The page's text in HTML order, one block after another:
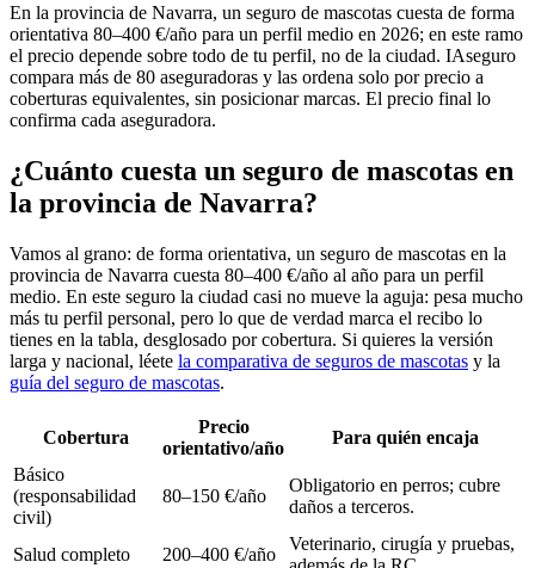
En la provincia de Navarra, un seguro de mascotas cuesta de forma
orientativa 80–400 €/año para un perfil medio en 2026; en este ramo
el precio depende sobre todo de tu perfil, no de la ciudad. IAseguro
compara más de 80 aseguradoras y las ordena solo por precio a
coberturas equivalentes, sin posicionar marcas. El precio final lo
confirma cada aseguradora.
¿Cuánto cuesta un seguro de mascotas en
la provincia de Navarra?
Vamos al grano: de forma orientativa, un seguro de mascotas en la
provincia de Navarra cuesta 80–400 €/año al año para un perfil
medio. En este seguro la ciudad casi no mueve la aguja: pesa mucho
más tu perfil personal, pero lo que de verdad marca el recibo lo
tienes en la tabla, desglosado por cobertura. Si quieres la versión
larga y nacional, léete la comparativa de seguros de mascotas y la
guía del seguro de mascotas.
Cobertura
Precio
orientativo/año
Para quién encaja
Básico
(responsabilidad
civil)
80–150 €/año
Obligatorio en perros; cubre
daños a terceros.
Salud completo 200–400 €/año
Veterinario, cirugía y pruebas,